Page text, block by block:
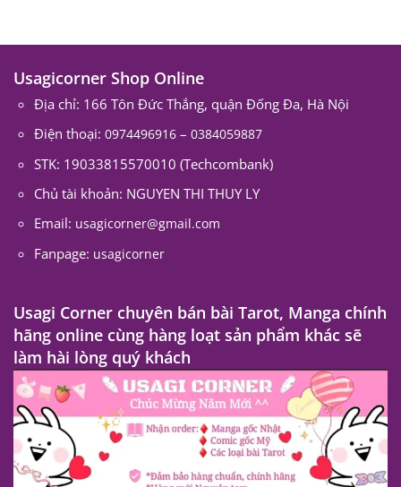
Usagicorner Shop Online
Địa chỉ: 166 Tôn Đức Thắng, quận Đống Đa, Hà Nội
Điện thoại: 0974496916 – 0384059887
STK: 19033815570010 (Techcombank)
Chủ tài khoản: NGUYEN THI THUY LY
Email: usagicorner@gmail.com
Fanpage: usagicorner
Usagi Corner chuyên bán bài Tarot, Manga chính
hãng online cùng hàng loạt sản phẩm khác sẽ
làm hài lòng quý khách